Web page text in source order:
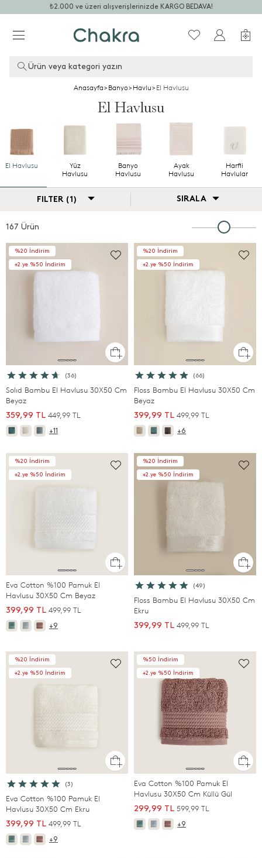
₺2.000 ve üzeri alışverişlerinizde KARGO BEDAVA!
Ürün veya kategori yazın
Anasayfa>Banyo>Havlu>El Havlusu
El Havlusu
El Havlusu
Yüz
Havlusu
Banyo
Havlusu
Ayak
Havlusu
Harfli
Havlular
FILTER (1) SIRALA
167 Ürün
%20 İndirim
+2.ye %50 İndirim
(36)
Solıd Bambu El Havlusu 30X50 Cm
Beyaz
359,99 TL 449,99 TL
+11
%20 İndirim
+2.ye %50 İndirim
(66)
Floss Bambu El Havlusu 30X50 Cm
Beyaz
399,99 TL 499,99 TL
+6
%20 İndirim
+2.ye %50 İndirim
Eva Cotton %100 Pamuk El
Havlusu 30X50 Cm Beyaz
399,99 TL 499,99 TL
+9
%20 İndirim
+2.ye %50 İndirim
(49)
Floss Bambu El Havlusu 30X50 Cm
Ekru
399,99 TL 499,99 TL
%20 İndirim
+2.ye %50 İndirim
(3)
Eva Cotton %100 Pamuk El
Havlusu 30X50 Cm Ekru
399,99 TL 499,99 TL
+9
%50 İndirim
+2.ye %50 İndirim
Eva Cotton %100 Pamuk El
Havlusu 30X50 Cm Küllü Gül
299,99 TL 599,99 TL
+9